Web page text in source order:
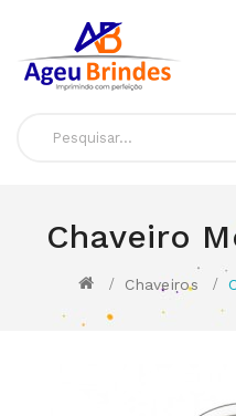
Chaveiro
Chaveiros